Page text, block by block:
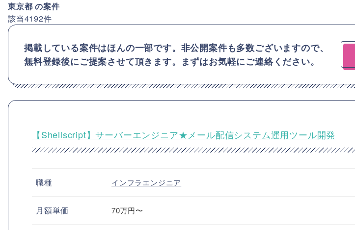
東京都の案件
該当4192件
掲載している案件はほんの一部です。非公開案件も多数ございますので、
無料登録後にご提案させて頂きます。まずはお気軽にご連絡ください。
【Shellscript】サーバーエンジニア★メール配信システム運用ツール開発
職種 インフラエンジニア
月額単価 70万円〜